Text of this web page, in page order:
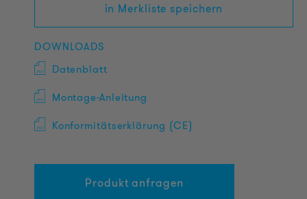
in Merkliste speichern
DOWNLOADS
Datenblatt
Montage-Anleitung
Konformitätserklärung (CE)
Produkt anfragen